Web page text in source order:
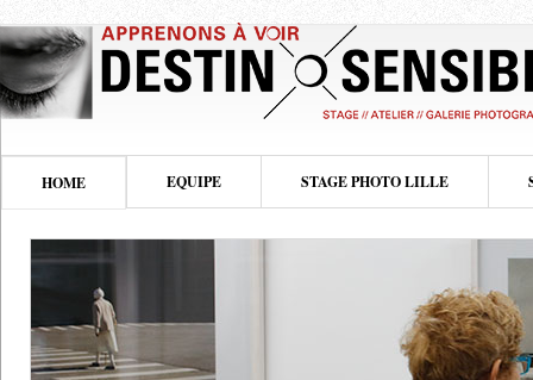
HOME EQUIPE STAGE PHOTO LILLE